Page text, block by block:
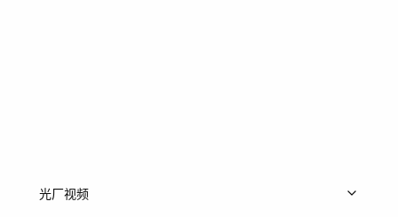
光厂视频